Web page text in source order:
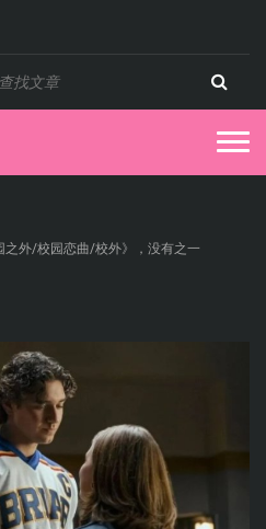
之外/校园恋曲/校外》，没有之一